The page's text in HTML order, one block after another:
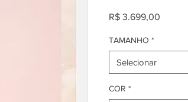
R$ 3.699,00
TAMANHO *
Selecionar
COR *